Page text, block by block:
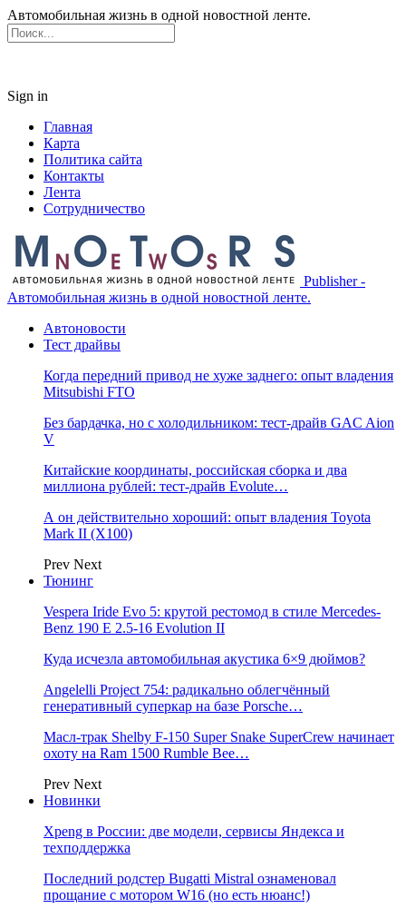
Автомобильная жизнь в одной новостной ленте.
Sign in
Главная
Карта
Политика сайта
Контакты
Лента
Сотрудничество
Publisher -
Автомобильная жизнь в одной новостной ленте.
Автоновости
Тест драйвы
Когда передний привод не хуже заднего: опыт владения
Mitsubishi FTO
Без бардачка, но с холодильником: тест-драйв GAC Aion
V
Китайские координаты, российская сборка и два
миллиона рублей: тест-драйв Evolute…
А он действительно хороший: опыт владения Toyota
Mark II (Х100)
Prev Next
Тюнинг
Vespera Iride Evo 5: крутой рестомод в стиле Mercedes-
Benz 190 E 2.5-16 Evolution II
Куда исчезла автомобильная акустика 6×9 дюймов?
Angelelli Project 754: радикально облегчённый
генеративный суперкар на базе Porsche…
Масл-трак Shelby F-150 Super Snake SuperCrew начинает
охоту на Ram 1500 Rumble Bee…
Prev Next
Новинки
Xpeng в России: две модели, сервисы Яндекса и
техподдержка
Последний родстер Bugatti Mistral ознаменовал
прощание с мотором W16 (но есть нюанс!)